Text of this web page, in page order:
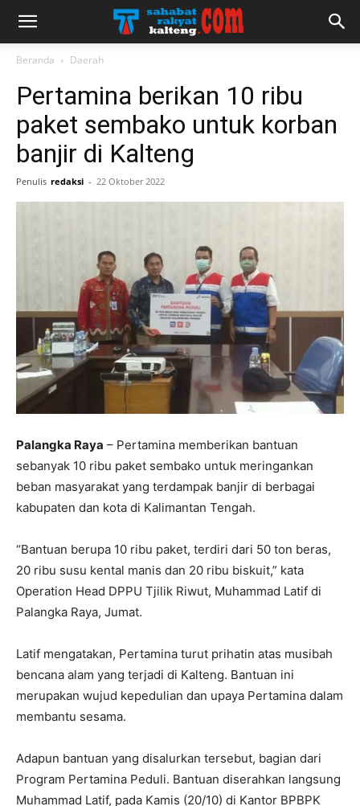
Beranda Daerah
Pertamina berikan 10 ribu
paket sembako untuk korban
banjir di Kalteng
Penulis redaksi - 22 Oktober 2022
Palangka Raya – Pertamina memberikan bantuan
sebanyak 10 ribu paket sembako untuk meringankan
beban masyarakat yang terdampak banjir di berbagai
kabupaten dan kota di Kalimantan Tengah.
“Bantuan berupa 10 ribu paket, terdiri dari 50 ton beras,
20 ribu susu kental manis dan 20 ribu biskuit,” kata
Operation Head DPPU Tjilik Riwut, Muhammad Latif di
Palangka Raya, Jumat.
Latif mengatakan, Pertamina turut prihatin atas musibah
bencana alam yang terjadi di Kalteng. Bantuan ini
merupakan wujud kepedulian dan upaya Pertamina dalam
membantu sesama.
Adapun bantuan yang disalurkan tersebut, bagian dari
Program Pertamina Peduli. Bantuan diserahkan langsung
Muhammad Latif, pada Kamis (20/10) di Kantor BPBPK